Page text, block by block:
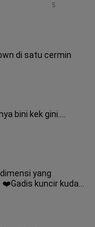
5
di satu cermin
bini kek gini....
yang
kuncir kuda
ding dong dance